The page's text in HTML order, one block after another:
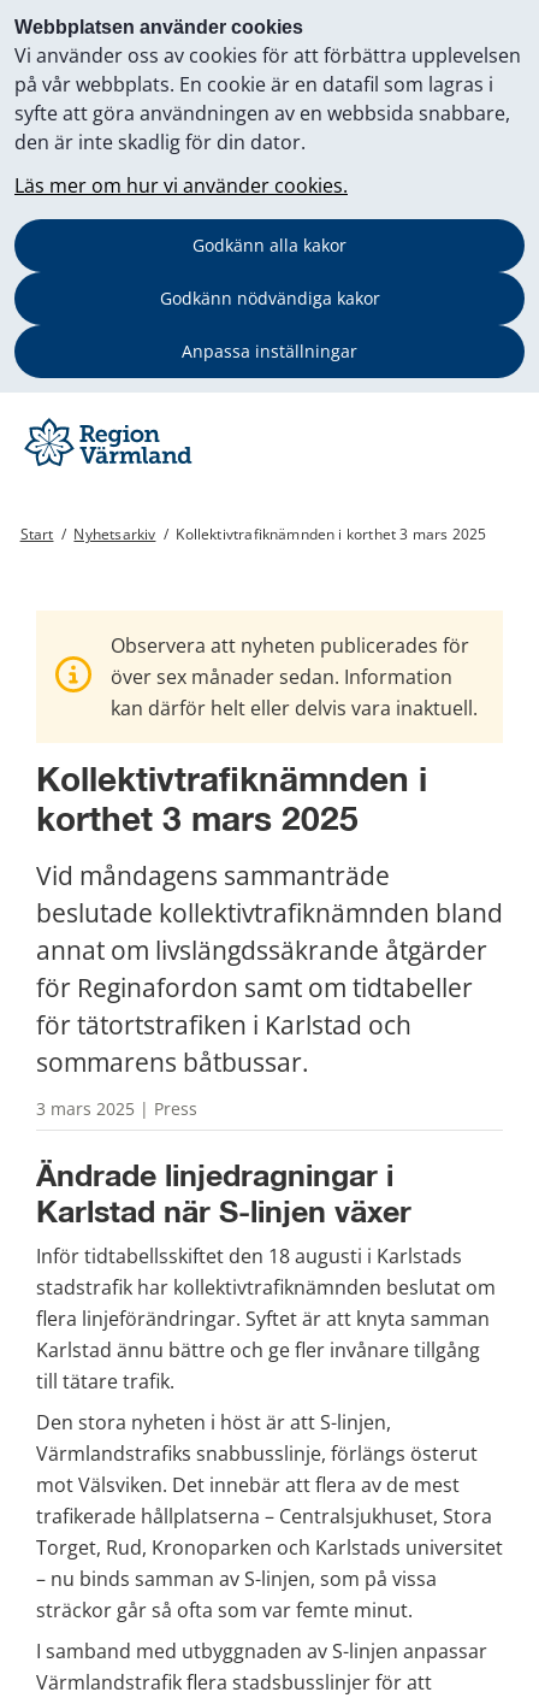
Webbplatsen använder cookies
Vi använder oss av cookies för att förbättra upplevelsen
på vår webbplats. En cookie är en datafil som lagras i
syfte att göra användningen av en webbsida snabbare,
den är inte skadlig för din dator.
Läs mer om hur vi använder cookies.
Godkänn alla kakor
Godkänn nödvändiga kakor
Anpassa inställningar
Start / Nyhetsarkiv / Kollektivtrafiknämnden i korthet 3 mars 2025
Observera att nyheten publicerades för
över sex månader sedan. Information
kan därför helt eller delvis vara inaktuell.
Kollektivtrafiknämnden i
korthet 3 mars 2025
Vid måndagens sammanträde
beslutade kollektivtrafiknämnden bland
annat om livslängdssäkrande åtgärder
för Reginafordon samt om tidtabeller
för tätortstrafiken i Karlstad och
sommarens båtbussar.
3 mars 2025 | Press
Ändrade linjedragningar i
Karlstad när S-linjen växer
Inför tidtabellsskiftet den 18 augusti i Karlstads
stadstrafik har kollektivtrafiknämnden beslutat om
flera linjeförändringar. Syftet är att knyta samman
Karlstad ännu bättre och ge fler invånare tillgång
till tätare trafik.
Den stora nyheten i höst är att S-linjen,
Värmlandstrafiks snabbusslinje, förlängs österut
mot Välsviken. Det innebär att flera av de mest
trafikerade hållplatserna – Centralsjukhuset, Stora
Torget, Rud, Kronoparken och Karlstads universitet
– nu binds samman av S-linjen, som på vissa
sträckor går så ofta som var femte minut.
I samband med utbyggnaden av S-linjen anpassar
Värmlandstrafik flera stadsbusslinjer för att